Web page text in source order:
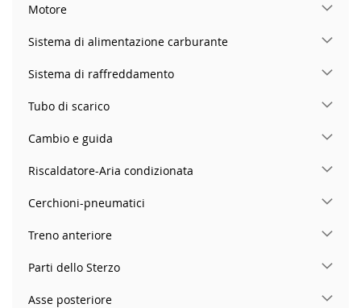
Motore
Sistema di alimentazione carburante
Sistema di raffreddamento
Tubo di scarico
Cambio e guida
Riscaldatore-Aria condizionata
Cerchioni-pneumatici
Treno anteriore
Parti dello Sterzo
Asse posteriore